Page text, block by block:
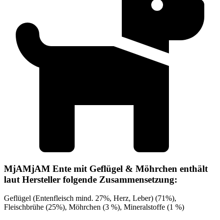
MjAMjAM Ente mit Geflügel & Möhrchen enthält
laut Hersteller folgende Zusammensetzung:
Geflügel (Entenfleisch mind. 27%, Herz, Leber) (71%),
Fleischbrühe (25%), Möhrchen (3 %), Mineralstoffe (1 %)